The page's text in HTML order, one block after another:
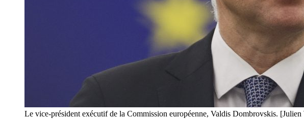
Le vice-président exécutif de la Commission européenne, Valdis Dombrovskis.